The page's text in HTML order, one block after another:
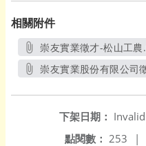
相關附件
崇友實業徵才-松山工
另開新視窗
崇友實業股份有限公
下架日期：
點閱數： 253 |